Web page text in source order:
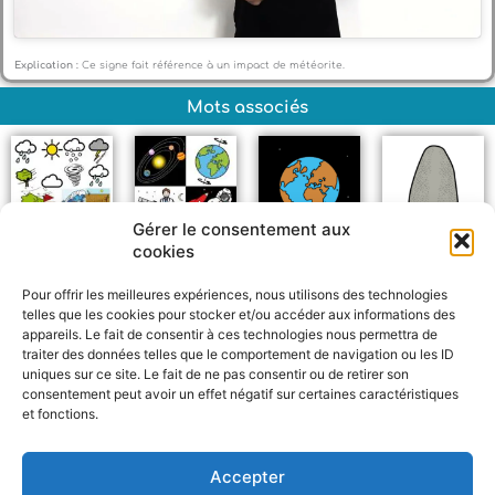
Gérer le consentement aux
cookies
Pour offrir les meilleures expériences, nous utilisons des technologies
telles que les cookies pour stocker et/ou accéder aux informations des
appareils. Le fait de consentir à ces technologies nous permettra de
traiter des données telles que le comportement de navigation ou les ID
uniques sur ce site. Le fait de ne pas consentir ou de retirer son
consentement peut avoir un effet négatif sur certaines caractéristiques
et fonctions.
Accepter
Explication : Ce signe fait référence à un impact de météorite.
Mots associés
Astronomie Pierre
a
h
e
s
a